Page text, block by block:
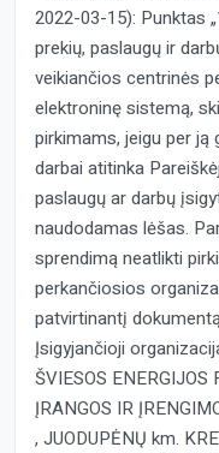
2022-03-15): Punktas
prekių, paslaugų ir
veikiančios centrinės
elektroninę sistemą,
pirkimams, jeigu per
darbai atitinka
paslaugų ar darbų
naudodamas lėšas.
sprendimą neatlikti
perkančiosios
patvirtinantį
Įsigyjančioji
ŠVIESOS ENERGIJOS
ĮRANGOS IR
, JUODUPĖNŲ km.